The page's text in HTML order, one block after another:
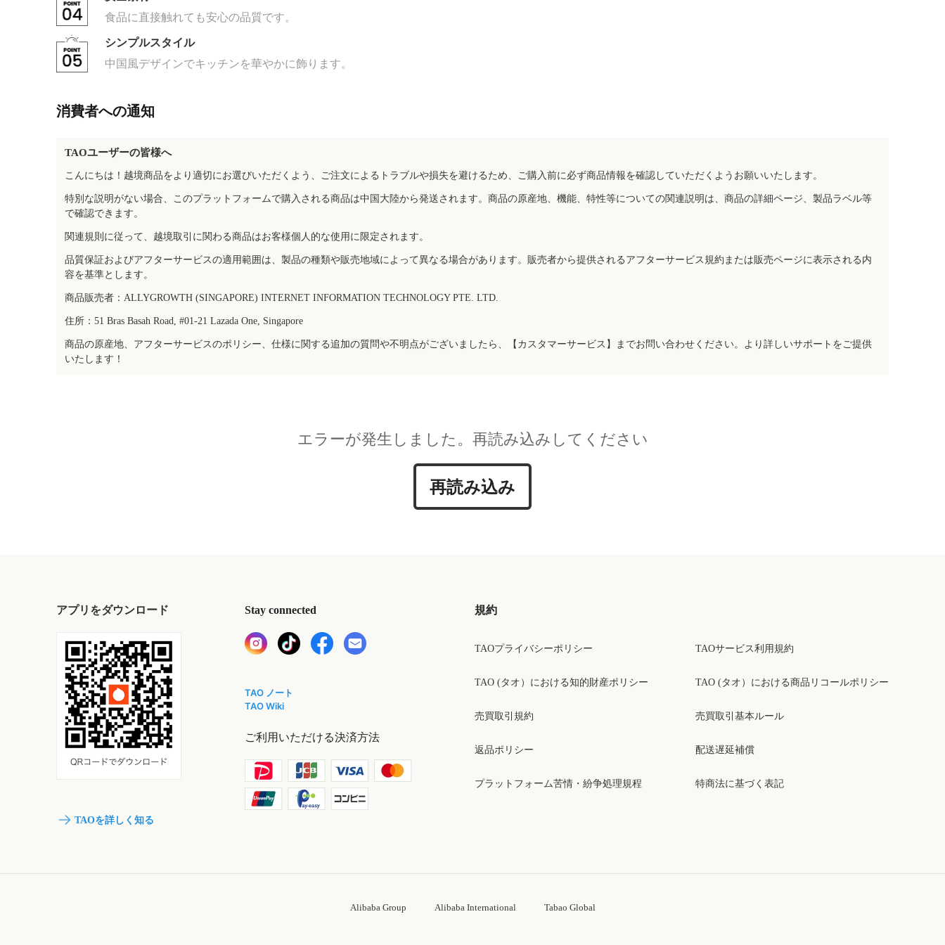
食品に直接触れても安心の品質です。
シンプルスタイル
中国風デザインでキッチンを華やかに飾ります。
消費者への通知
TAOユーザーの皆様へ
こんにちは！越境商品をより適切にお選びいただくよう、ご注文によるトラブルや損失を避けるため、ご購入前に必ず商品情報を確認していただくようお願いいたします。
特別な説明がない場合、このプラットフォームで購入される商品は中国大陸から発送されます。商品の原産地、機能、特性等についての関連説明は、商品の詳細ページ、製品ラベル等
で確認できます。
関連規則に従って、越境取引に関わる商品はお客様個人的な使用に限定されます。
品質保証およびアフターサービスの適用範囲は、製品の種類や販売地域によって異なる場合があります。販売者から提供されるアフターサービス規約または販売ページに表示される内
容を基準とします。
商品販売者：ALLYGROWTH (SINGAPORE) INTERNET INFORMATION TECHNOLOGY PTE. LTD.
住所：51 Bras Basah Road, #01-21 Lazada One, Singapore
商品の原産地、アフターサービスのポリシー、仕様に関する追加の質問や不明点がございましたら、【カスタマーサービス】までお問い合わせください。より詳しいサポートをご提供
いたします！
エラーが発生しました。再読み込みしてください
再読み込み
アプリをダウンロード
TAOを詳しく知る
Stay connected
TAO ノート
TAO Wiki
ご利用いただける決済方法
規約
TAOプライバシーポリシー
TAO (タオ）における知的財産ポリシー
売買取引規約
返品ポリシー
プラットフォーム苦情・紛争処理規程
TAOサービス利用規約
TAO (タオ）における商品リコールポリシー
売買取引基本ルール
配送遅延補償
特商法に基づく表記
Alibaba Group Alibaba International Tabao Global